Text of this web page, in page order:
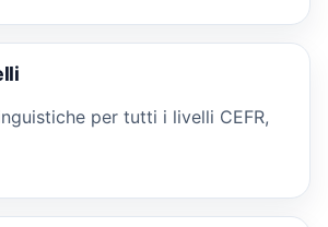
per tutti i livelli CEFR,